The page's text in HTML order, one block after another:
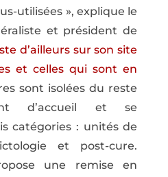
utilisées », explique le
et président de
d’ailleurs sur son site
et celles qui sont en
sont isolées du reste
d’accueil et se
catégories : unités de
et post-cure.
une remise en